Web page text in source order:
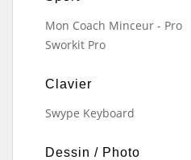
Mon Coach Minceur - Pro
Sworkit Pro
Clavier
Swype Keyboard
Dessin / Photo